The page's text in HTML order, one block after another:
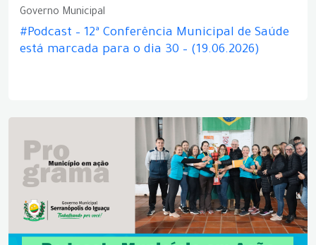
Governo Municipal
#Podcast – 12ª Conferência Municipal de Saúde
está marcada para o dia 30 – (19.06.2026)